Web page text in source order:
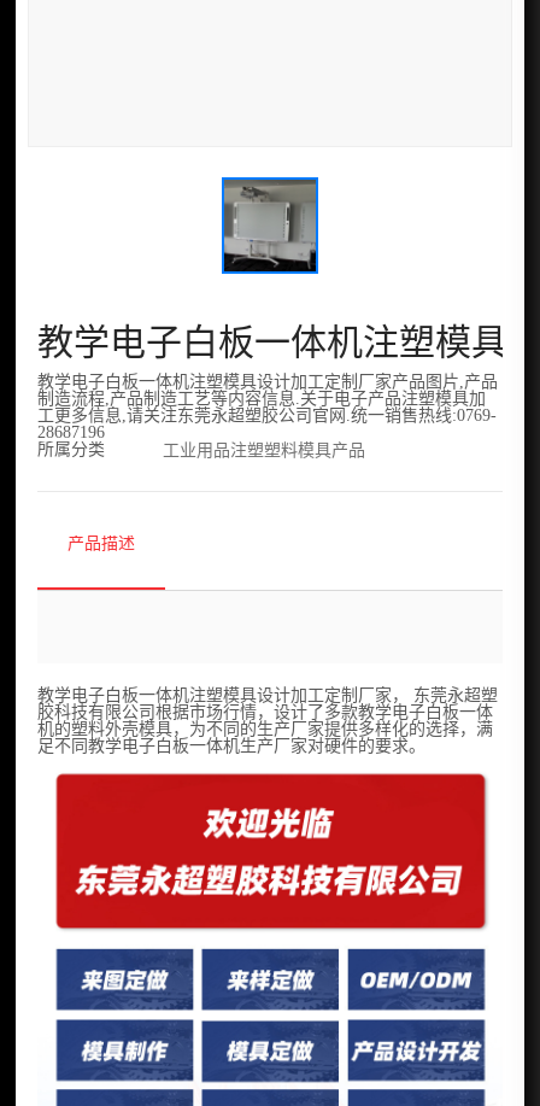
教学电子白板一体机注塑模具
教学电子白板一体机注塑模具设计加工定制厂家产品图片,产品
制造流程,产品制造工艺等内容信息.关于电子产品注塑模具加
工更多信息,请关注东莞永超塑胶公司官网.统一销售热线:0769-
28687196
所属分类
工业用品注塑塑料模具产品
产品描述
教学电子白板一体机注塑模具设计加工定制厂家， 东莞永超塑
胶科技有限公司根据市场行情，设计了多款教学电子白板一体
机的塑料外壳模具，为不同的生产厂家提供多样化的选择，满
足不同教学电子白板一体机生产厂家对硬件的要求。